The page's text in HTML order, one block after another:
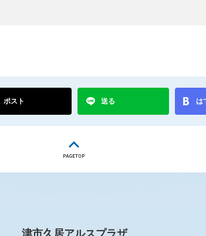
ポスト 送る は